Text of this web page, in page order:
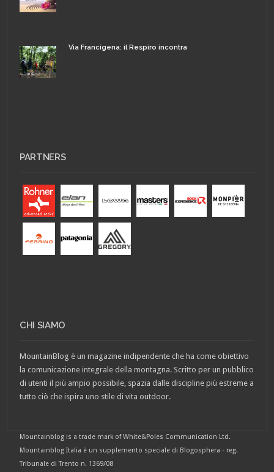
Via Francigena: il Respiro incontra
PARTNERS
CHI SIAMO
MountainBlog è un magazine indipendente che ha come obiettivo
la comunicazione integrale della montagna. Scritto per un pubblico
di utenti il più ampio possibile, spazia dalle discipline più estreme a
tutto ciò che ispira uno stile di vita outdoor.
Mountainblog is a trade mark of White&Poles Communication Ltd.
Mountainblog Italia è un supplemento speciale di Blogosphera - reg.
Tribunale di Trento n. 1369/08